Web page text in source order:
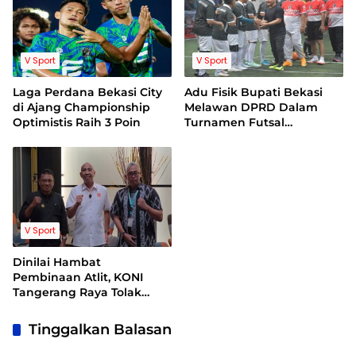
V Sport
Laga Perdana Bekasi City
di Ajang Championship
Optimistis Raih 3 Poin
V Sport
Adu Fisik Bupati Bekasi
Melawan DPRD Dalam
Turnamen Futsal
V Sport
Dinilai Hambat
Pembinaan Atlit, KONI
Tangerang Raya Tolak
Tinggalkan Balasan